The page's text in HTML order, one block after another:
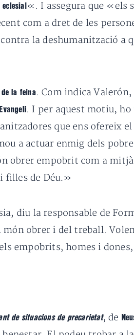
«. I assegura que «els
com a dret de les
la deshumanització a
la feina . Com indica
. I per aquest motiu,
que ens ofereix
a actuar enmig dels
obrer empobrit com a
filles de Déu.»
diu la responsable de
obrer i del treball.
empobrits, homes i
de situacions de precarietat, de